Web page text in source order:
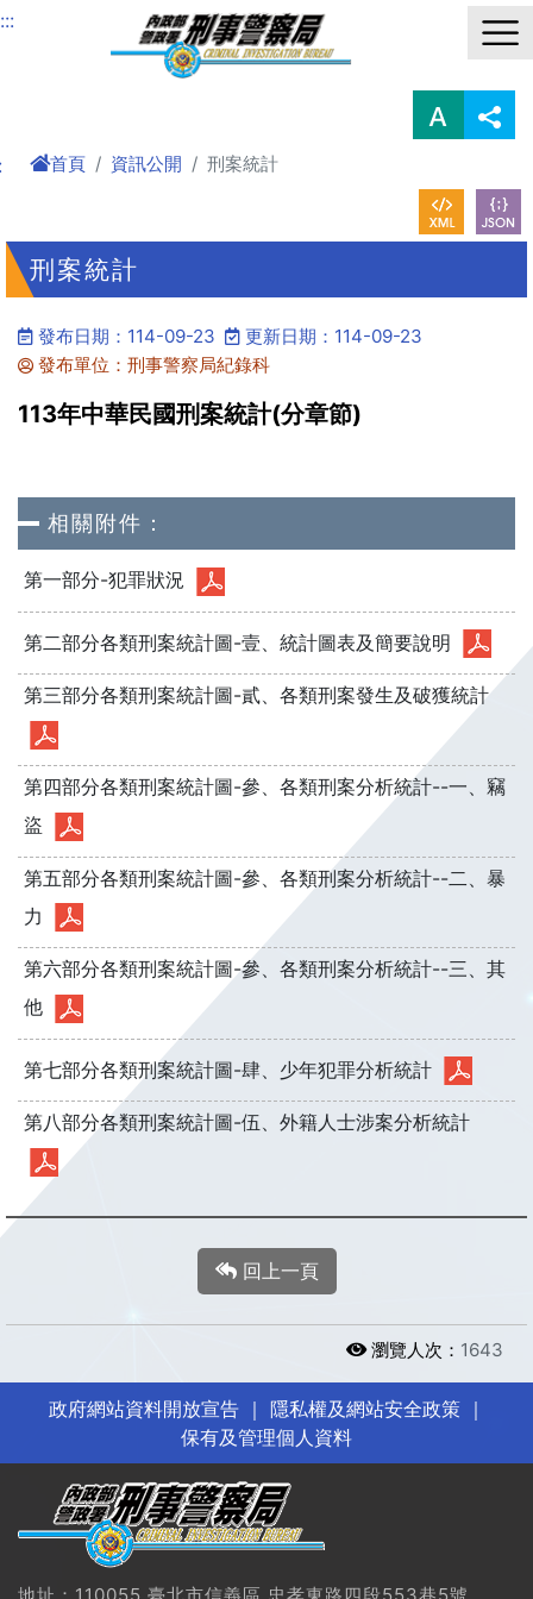
進入內容區塊
:::
首頁 資訊公開 刑案統計
刑案統計
發布日期：114-09-23
更新日期：114-09-23
發布單位：刑事警察局紀錄科
113年中華民國刑案統計(分章節)
相關附件：
第一部分-犯罪狀況
第二部分各類刑案統計圖-壹、統計圖表及簡要說明
第三部分各類刑案統計圖-貳、各類刑案發生及破獲統計
第四部分各類刑案統計圖-參、各類刑案分析統計--一、竊
盜
第五部分各類刑案統計圖-參、各類刑案分析統計--二、暴
力
第六部分各類刑案統計圖-參、各類刑案分析統計--三、其
他
第七部分各類刑案統計圖-肆、少年犯罪分析統計
第八部分各類刑案統計圖-伍、外籍人士涉案分析統計
回上一頁
瀏覽人次： 1643
政府網站資料開放宣告｜ 隱私權及網站安全政策｜
保有及管理個人資料